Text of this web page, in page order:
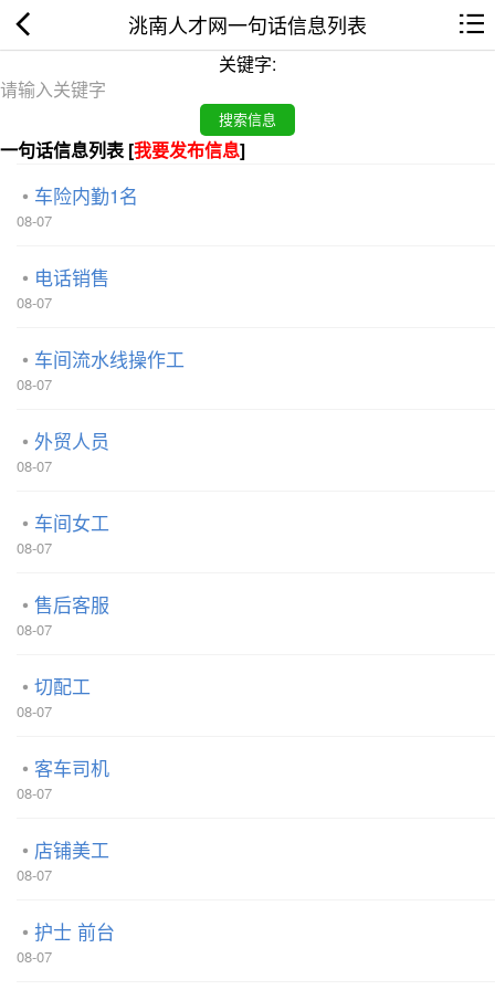
洮南人才网一句话信息列表
关键字:
一句话信息列表 [我要发布信息]
车险内勤1名
08-07
电话销售
08-07
车间流水线操作工
08-07
外贸人员
08-07
车间女工
08-07
售后客服
08-07
切配工
08-07
客车司机
08-07
店铺美工
08-07
护士 前台
08-07